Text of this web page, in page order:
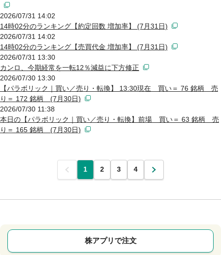
2026/07/31 14:02
14時02分のランキング【約定回数 増加率】 (7月31日)
2026/07/31 14:02
14時02分のランキング【売買代金 増加率】 (7月31日)
2026/07/31 13:30
カンロ、今期経常を一転12％減益に下方修正
2026/07/30 13:30
【パラボリック｜買い／売り・転換】 13:30現在 買い＝ 76 銘柄 売
り＝ 172 銘柄 (7月30日)
2026/07/30 11:38
本日の【パラボリック｜買い／売り・転換】前場 買い＝ 63 銘柄 売
り＝ 165 銘柄 (7月30日)
前 1 2 3 4 次
株アプリで注文